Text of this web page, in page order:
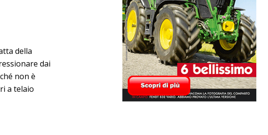
della
dai
non è
a telaio